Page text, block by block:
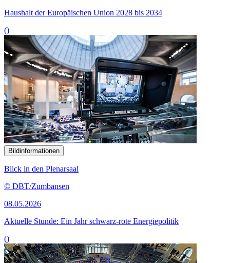
Haushalt der Europäischen Union 2028 bis 2034
()
Bildinformationen
Blick in den Plenarsaal
© DBT/Zumbansen
08.05.2026
Aktuelle Stunde: Ein Jahr schwarz-rote Energiepolitik
()